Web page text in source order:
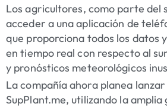
Los agricultores, como parte del
acceder a una aplicación de
que proporciona todos los datos
en tiempo real con respecto al
y pronósticos meteorológicos
La compañía ahora planea
SupPlant.me, utilizando la amplia